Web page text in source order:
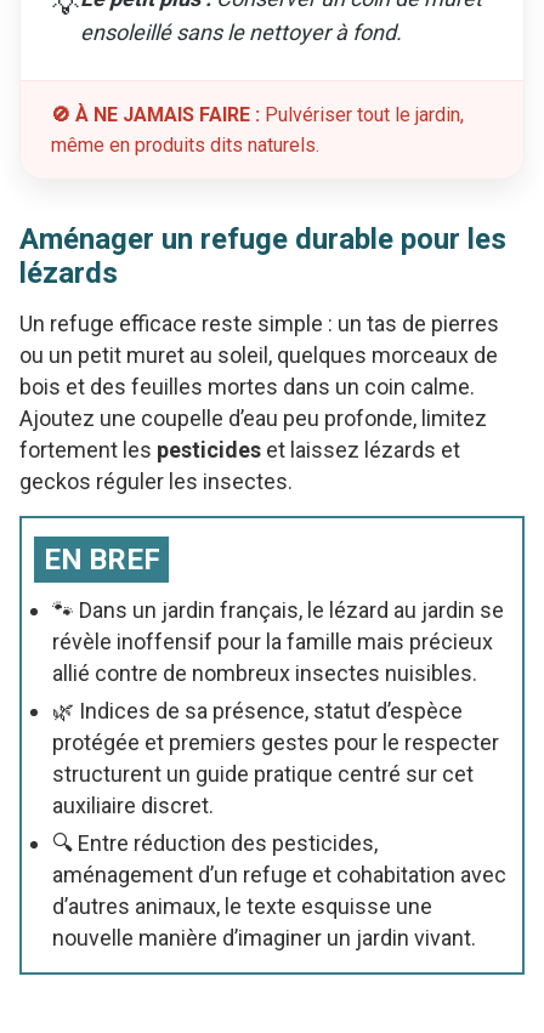
ensoleillé sans le nettoyer à fond.
🚫 À NE JAMAIS FAIRE : Pulvériser tout le jardin,
même en produits dits naturels.
Aménager un refuge durable pour les
lézards
Un refuge efficace reste simple : un tas de pierres
ou un petit muret au soleil, quelques morceaux de
bois et des feuilles mortes dans un coin calme.
Ajoutez une coupelle d’eau peu profonde, limitez
fortement les pesticides et laissez lézards et
geckos réguler les insectes.
EN BREF
🐾 Dans un jardin français, le lézard au jardin se
révèle inoffensif pour la famille mais précieux
allié contre de nombreux insectes nuisibles.
🌿 Indices de sa présence, statut d’espèce
protégée et premiers gestes pour le respecter
structurent un guide pratique centré sur cet
auxiliaire discret.
🔍 Entre réduction des pesticides,
aménagement d’un refuge et cohabitation avec
d’autres animaux, le texte esquisse une
nouvelle manière d’imaginer un jardin vivant.